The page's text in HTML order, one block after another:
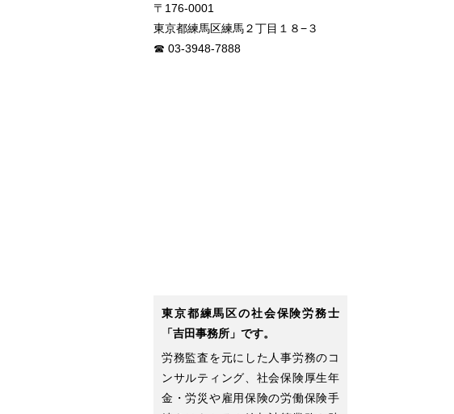
〒176-0001
東京都練馬区練馬２丁目１８−３
03-3948-7888
東京都練馬区の社会保険労務士
「吉田事務所」です。
労務監査を元にした人事労務のコ
ンサルティング、社会保険厚生年
金・労災や雇用保険の労働保険手